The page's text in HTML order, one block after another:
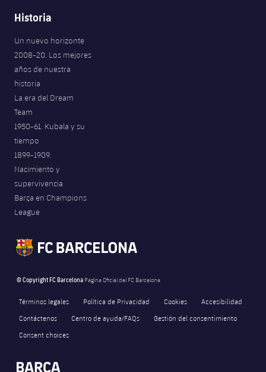
Historia
Un nuevo horizonte
2008-20. Los mejores
años de nuestra
historia
La era del Dream
Team
1950-61. Kubala y su
tiempo
1899-1909.
Nacimiento y
supervivencia
Barça en Champions
League
© Copyright FC Barcelona Página Oficial del FC Barcelona
Términos legales Política de Privacidad Cookies
Accesibilidad
Contáctenos
Centro de ayuda/FAQs
Gestión del consentimiento
Consent choices